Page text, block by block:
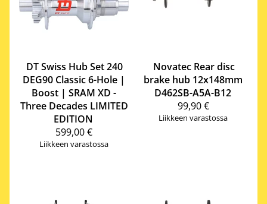
DT Swiss Hub Set 240
DEG90 Classic 6-Hole |
Boost | SRAM XD -
Three Decades LIMITED
EDITION
599,00 €
Liikkeen varastossa
Novatec Rear disc
brake hub 12x148mm
D462SB-A5A-B12
99,90 €
Liikkeen varastossa